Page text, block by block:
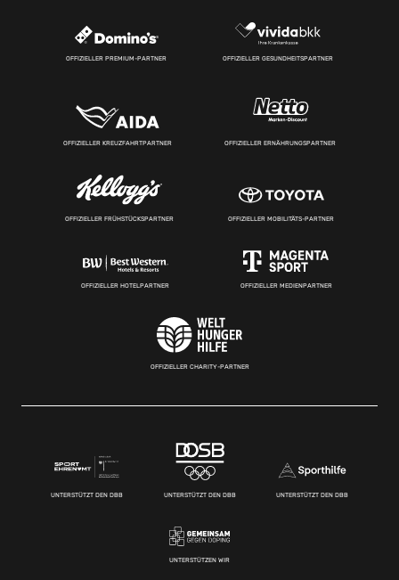
OFFIZIELLER PREMIUM-PARTNER OFFIZIELLER GESUNDHEITSPARTNER
OFFIZIELLER KREUZFAHRTPARTNER OFFIZIELLER ERNÄHRUNGSPARTNER
OFFIZIELLER FRÜHSTÜCKSPARTNER OFFIZIELLER MOBILITÄTS-PARTNER
OFFIZIELLER HOTELPARTNER OFFIZIELLER MEDIENPARTNER
OFFIZIELLER CHARITY-PARTNER
UNTERSTÜTZT DEN DBB UNTERSTÜTZT DEN DBB UNTERSTÜTZT DEN DBB
UNTERSTÜTZEN WIR